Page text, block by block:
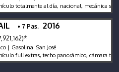
totalmente al día, nacional, mecánica súper
• 7 Pas. 2016
| Gasolina San José
full extras, techo panorámico, cámara